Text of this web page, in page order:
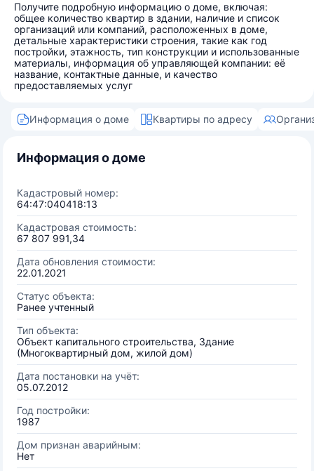
Получите подробную информацию о доме, включая:
общее количество квартир в здании, наличие и список
организаций или компаний, расположенных в доме,
детальные характеристики строения, такие как год
постройки, этажность, тип конструкции и использованные
материалы, информация об управляющей компании: её
название, контактные данные, и качество
предоставляемых услуг
Информация о доме Квартиры по адресу
Информация о доме
Кадастровый номер:
64:47:040418:13
Кадастровая стоимость:
67 807 991,34
Дата обновления стоимости:
22.01.2021
Статус объекта:
Ранее учтенный
Тип объекта:
Объект капитального строительства, Здание
(Многоквартирный дом, жилой дом)
Дата постановки на учёт:
05.07.2012
Год постройки:
1987
Дом признан аварийным:
Нет